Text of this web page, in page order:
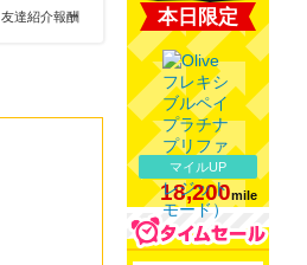
友達紹介報酬 本日限定
マイルUP
18,200mile